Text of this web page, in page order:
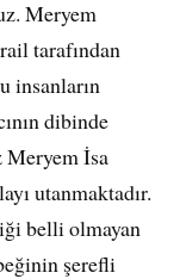
Meryem
tarafından
insanların
dibinde
Meryem İsa
utanmaktadır.
belli olmayan
şerefli